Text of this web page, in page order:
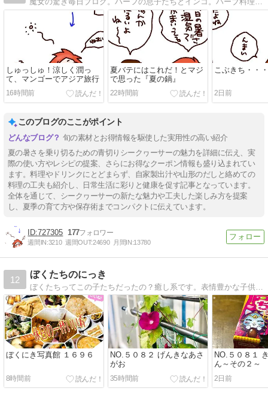
しゅっしゅ！涼しく潤っ
て、マンゴーでアジア旅行
16時間前
夏バテにはこれだ！とマジ
で思った『夏の鍋』
22時間前
こぶきち・・
2日前
このブログのここがポイント
旬の素材とお得情報を駆使した実用性の高い紹介
夏の暑さを乗り切るための青切りシークヮーサーの魅力を詳細に伝え、実
際の使い方やレシピの提案、さらにお得なクーポン情報も盛り込まれてい
ます。料理やドリンクにとどまらず、自家製出汁や山形のだしと絡めての
料理の工夫も紹介し、日常生活に彩りと健康を促す記事となっています。
全体を通じて、シークヮーサーの新たな魅力や工夫した楽しみ方を提案
し、夏季の育て方や保存術までコンパクトに伝えています。
727305 177
週間IN:3210 週間OUT:24690 月間IN:13780
12
ぼくたちのにっき
ぼくたちってこの子たちだったの？癒し系です。表情豊かな子供達。北海道・千葉・岐阜・香川・奈良などのロケもあります。どうぞ遊びに来てください。
ぼくにき写真館 １６９６
8時間前
NO.５０８２ げんきなあさ
がお
35時間前
NO.５０８１
ん～その２～
2日前